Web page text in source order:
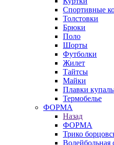
Спортивные
Толстовки
Брюки
Поло
Шорты
Футболки
Жилет
Тайтсы
Майки
Плавки
Термобелье
ФОРМА
Назад
ФОРМА
Трико
Волейбольная